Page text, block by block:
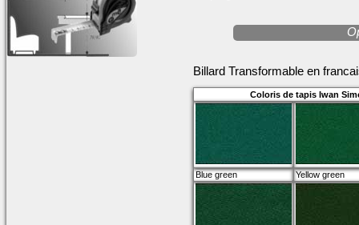
Billard Transformable en
Coloris de tapis Iwan
Blue green Yellow green